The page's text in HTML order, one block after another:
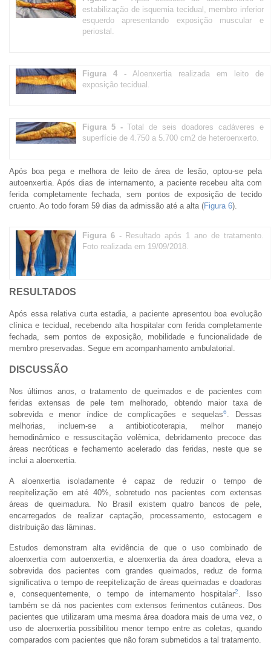
estabilização de isquemia tecidual, membro inferior
esquerdo apresentando exposição muscular e
periostal.
Figura 4 -Aloenxertia realizada em leito de
exposição tecidual.
Figura 5 -Total de seis doadores cadáveres e
superfície de 4.750 a 5.700 cm2 de heteroenxerto.
Após boa pega e melhora de leito de área de lesão, optou-se pela
autoenxertia. Após dias de internamento, a paciente recebeu alta com
ferida completamente fechada, sem pontos de exposição de tecido
cruento. Ao todo foram 59 dias da admissão até a alta (Figura 6).
Figura 6 - Resultado após 1 ano de tratamento.
Foto realizada em 19/09/2018.
RESULTADOS
Após essa relativa curta estadia, a paciente apresentou boa evolução
clínica e tecidual, recebendo alta hospitalar com ferida completamente
fechada, sem pontos de exposição, mobilidade e funcionalidade de
membro preservadas. Segue em acompanhamento ambulatorial.
DISCUSSÃO
Nos últimos anos, o tratamento de queimados e de pacientes com
feridas extensas de pele tem melhorado, obtendo maior taxa de
sobrevida e menor índice de complicações e sequelas6
. Dessas
melhorias, incluem-se a antibioticoterapia, melhor manejo
hemodinâmico e ressuscitação volêmica, debridamento precoce das
áreas necróticas e fechamento acelerado das feridas, neste que se
inclui a aloenxertia.
A aloenxertia isoladamente é capaz de reduzir o tempo de
reepitelização em até 40%, sobretudo nos pacientes com extensas
áreas de queimadura. No Brasil existem quatro bancos de pele,
encarregados de realizar captação, processamento, estocagem e
distribuição das lâminas.
Estudos demonstram alta evidência de que o uso combinado de
aloenxertia com autoenxertia, e aloenxertia da área doadora, eleva a
sobrevida dos pacientes com grandes queimados, reduz de forma
significativa o tempo de reepitelização de áreas queimadas e doadoras
e, consequentemente, o tempo de internamento hospitalar2
. Isso
também se dá nos pacientes com extensos ferimentos cutâneos. Dos
pacientes que utilizaram uma mesma área doadora mais de uma vez, o
uso de aloenxertia possibilitou menor tempo entre as coletas, quando
comparados com pacientes que não foram submetidos a tal tratamento.